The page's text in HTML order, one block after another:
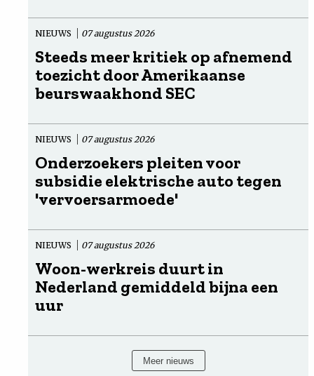
NIEUWS 07 augustus 2026
Steeds meer kritiek op afnemend
toezicht door Amerikaanse
beurswaakhond SEC
NIEUWS 07 augustus 2026
Onderzoekers pleiten voor
subsidie elektrische auto tegen
'vervoersarmoede'
NIEUWS 07 augustus 2026
Woon-werkreis duurt in
Nederland gemiddeld bijna een
uur
Meer nieuws